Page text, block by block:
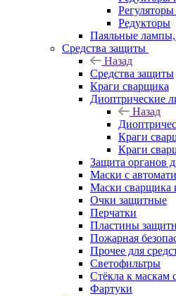
Регуляторы
Редукторы
Паяльные лампы,
Средства защиты
Назад
Средства защиты
Краги сварщика
Диоптрические
Назад
Краги
Краги
Защита органов
Маски с
Маски сварщика
Очки защитные
Перчатки
Пластины
Пожарная
Прочее для
Светофильтры
Стёкла к маскам
Фартуки